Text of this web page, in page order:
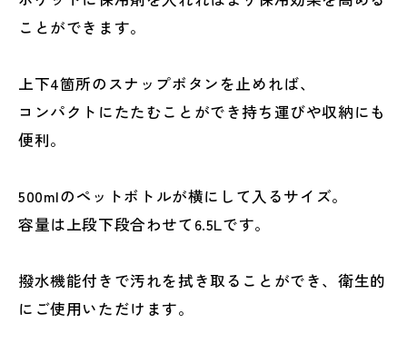
ことができます。
上下4箇所のスナップボタンを止めれば、
コンパクトにたたむことができ持ち運びや収納にも
便利。
500mlのペットボトルが横にして入るサイズ。
容量は上段下段合わせて6.5Lです。
撥水機能付きで汚れを拭き取ることができ、衛生的
にご使用いただけます。